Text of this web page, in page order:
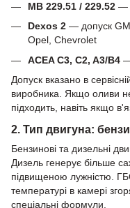
MB 229.51 / 229.52 —
Dexos 2 — допуск GM
Opel, Chevrolet
ACEA C3, C2, A3/B4 —
Допуск вказано в
виробника. Якщо оливи
підходить, навіть якщо
2. Тип двигуна:
Бензинові та дизельні
Дизель генерує більше
підвищеною лужністю.
температурі в камері
спеціальні формули.